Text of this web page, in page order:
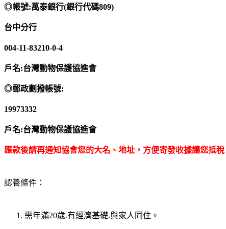
◎帳號:萬泰銀行(銀行代碼809)
台中分行
004-11-83210-0-4
戶名:台灣動物保護協進會
◎郵政劃撥帳號:
19973332
戶名:台灣動物保護協進會
匯款後請再通知協會您的大名、地址，方便寄發收據讓您抵稅
認養條件：
需年滿20歲.有經濟基礎.與家人同住。